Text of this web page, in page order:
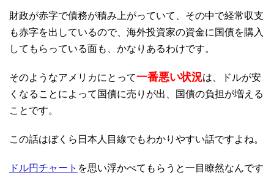
財政が赤字で債務が積み上がっていて、その中で経常収支
も赤字を出しているので、海外投資家の資金に国債を購入
してもらっている面も、かなりあるわけです。
そのようなアメリカにとって一番悪い状況は、ドルが安
くなることによって国債に売りが出、国債の負担が増える
ことです。
この話はぼくら日本人目線でもわかりやすい話ですよね。
ドル円チャート を思い浮かべてもらうと一目瞭然なんです